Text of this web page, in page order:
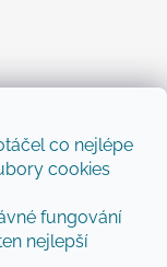
co nejlépe
cookies
fungování
nejlepší
informace
ty nejlepší